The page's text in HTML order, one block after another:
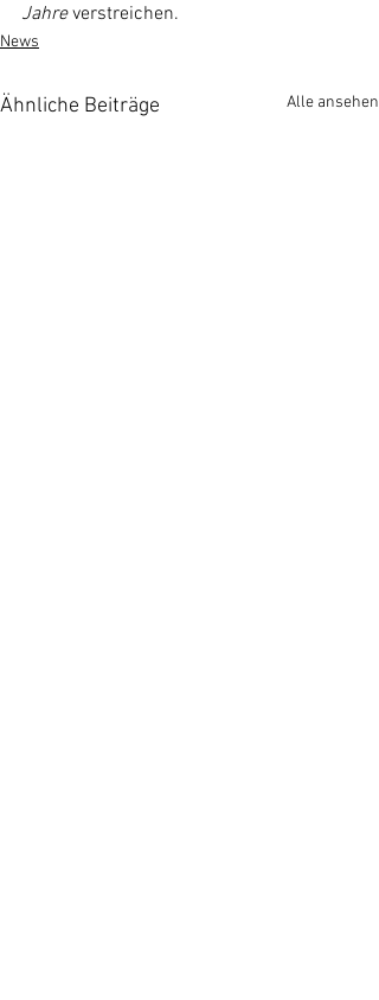
Jahre verstreichen.
News
Ähnliche Beiträge Alle ansehen